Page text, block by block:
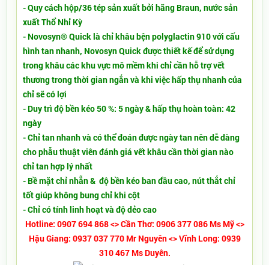
- Quy cách hộp/36 tép sản xuất bởi hãng Braun, nước sản
xuất Thổ Nhỉ Kỳ
- Novosyn® Quick là chỉ khâu bện polyglactin 910 với cấu
hình tan nhanh, Novosyn Quick được thiết kế để sử dụng
trong khâu các khu vực mô mềm khi chỉ cần hỗ trợ vết
thương trong thời gian ngắn và khi việc hấp thụ nhanh của
chỉ sẽ có lợi
- Duy trì độ bền kéo 50 %: 5 ngày & hấp thụ hoàn toàn: 42
ngày
- Chỉ tan nhanh và có thể đoán được ngày tan nên dễ dàng
cho phẫu thuật viên đánh giá vết khâu cần thời gian nào
chỉ tan hợp lý nhất
- Bề mặt chỉ nhẵn & độ bền kéo ban đầu cao, nút thắt chỉ
tốt giúp không bung chỉ khi cột
- Chỉ có tính linh hoạt và độ dẻo cao
Hotline: 0907 694 868 <> Cần Thơ: 0906 377 086 Ms Mỹ <>
Hậu Giang: 0937 037 770 Mr Nguyên <> Vĩnh Long: 0939
310 467 Ms Duyên.